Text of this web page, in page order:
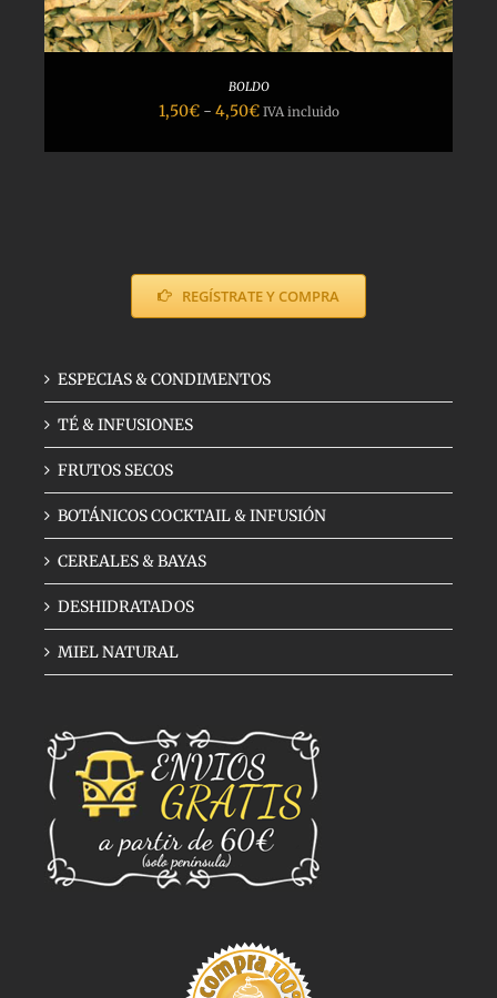
BOLDO
1,50€ - 4,50€Rango
precios:
IVA incluido
REGÍSTRATE Y COMPRA
ESPECIAS & CONDIMENTOS
TÉ & INFUSIONES
FRUTOS SECOS
BOTÁNICOS COCKTAIL & INFUSIÓN
CEREALES & BAYAS
DESHIDRATADOS
MIEL NATURAL